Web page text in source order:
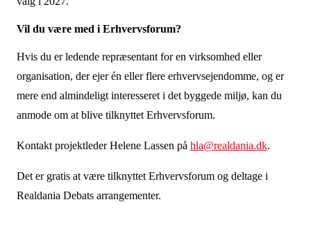
Vil du være med i Erhvervsforum?
Hvis du er ledende repræsentant for en virksomhed eller
organisation, der ejer én eller flere erhvervsejendomme, og er
mere end almindeligt interesseret i det byggede miljø, kan du
anmode om at blive tilknyttet Erhvervsforum.
Kontakt projektleder Helene Lassen på hla@realdania.dk.
Det er gratis at være tilknyttet Erhvervsforum og deltage i
Realdania Debats arrangementer.